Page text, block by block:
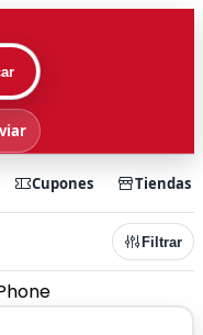
Cupones Tiendas
Filtrar